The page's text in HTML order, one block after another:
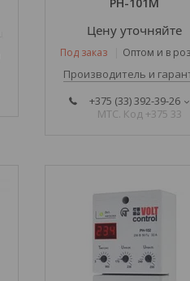
Цену уточняйте
Под заказ Оптом и в
Производитель и
+375 (33) 392-39-26
МТС. Код +375 33